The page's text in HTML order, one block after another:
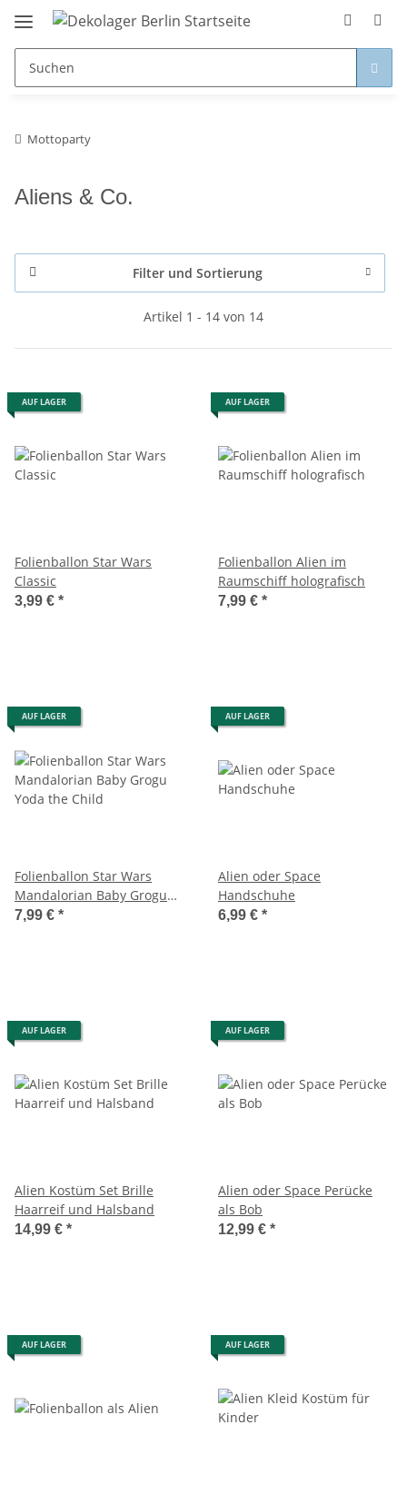
Mottoparty
Aliens & Co.
Filter und Sortierung
Artikel 1 - 14 von 14
AUF LAGER
Folienballon Star Wars
Classic
3,99 € *
AUF LAGER
Folienballon Alien im
Raumschiff holografisch
7,99 € *
AUF LAGER
Folienballon Star Wars
Mandalorian Baby Grogu
Yoda the Child
7,99 € *
AUF LAGER
Alien oder Space
Handschuhe
6,99 € *
AUF LAGER
Alien Kostüm Set Brille
Haarreif und Halsband
14,99 € *
AUF LAGER
Alien oder Space Perücke
als Bob
12,99 € *
AUF LAGER AUF LAGER